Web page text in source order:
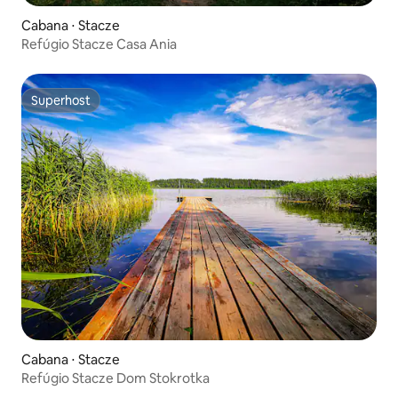
Cabana ⋅ Stacze
Refúgio Stacze Casa Ania
Superhost
Superhost
Cabana ⋅ Stacze
Refúgio Stacze Dom Stokrotka